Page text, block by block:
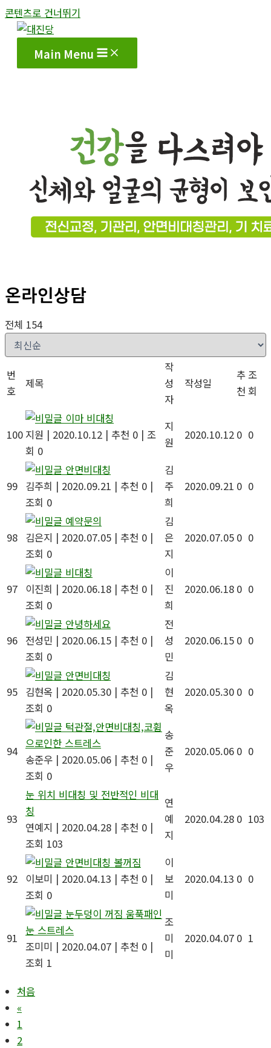
콘텐츠로 건너뛰기
Main Menu
온라인상담
전체 154
번
호
제목
작
성
자
작성일
추
천
조
회
100
이마 비대칭
지원 | 2020.10.12 | 추천 0 | 조
회 0
지
원
2020.10.12 0 0
99
안면비대칭
김주희 | 2020.09.21 | 추천 0 |
조회 0
김
주
희
2020.09.21 0 0
98
예약문의
김은지 | 2020.07.05 | 추천 0 |
조회 0
김
은
지
2020.07.05 0 0
97
비대칭
이진희 | 2020.06.18 | 추천 0 |
조회 0
이
진
희
2020.06.18 0 0
96
안녕하세요
전성민 | 2020.06.15 | 추천 0 |
조회 0
전
성
민
2020.06.15 0 0
95
안면비대칭
김현옥 | 2020.05.30 | 추천 0 |
조회 0
김
현
옥
2020.05.30 0 0
94
턱관절,안면비대칭,코휨
으로인한 스트레스
송준우 | 2020.05.06 | 추천 0 |
조회 0
송
준
우
2020.05.06 0 0
93
눈 위치 비대칭 및 전반적인 비대
칭
연예지 | 2020.04.28 | 추천 0 |
조회 103
연
예
지
2020.04.28 0 103
92
안면비대칭 볼꺼짐
이보미 | 2020.04.13 | 추천 0 |
조회 0
이
보
미
2020.04.13 0 0
91
눈두덩이 꺼짐 움푹패인
눈 스트레스
조미미 | 2020.04.07 | 추천 0 |
조회 1
조
미
미
2020.04.07 0 1
처음
«
1
2